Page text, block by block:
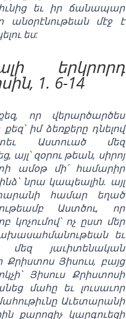
եւ իր ճանապար
անօրէնութեան մէջ է
ես:
երկրորդ
1. 6-14
որ վերարծարծես
իմ ձեռքերը դնելով
Աստուած մեզ
այլ՝ զօրու թեան, սիրոյ
ամօթ մի՛ համարիր
ինձ՝ նրա կապեալին. այլ
համար եղած
Աստծու, որ
կոչումով՝ ոչ ըստ մեր
եւ
մեզ յաւիտենական
Յիսուս, բայց
Յիսուս Քրիստոսի
մահը եւ լուսաւոր
Աւետարանի
քարոզիչ կարգուեցի